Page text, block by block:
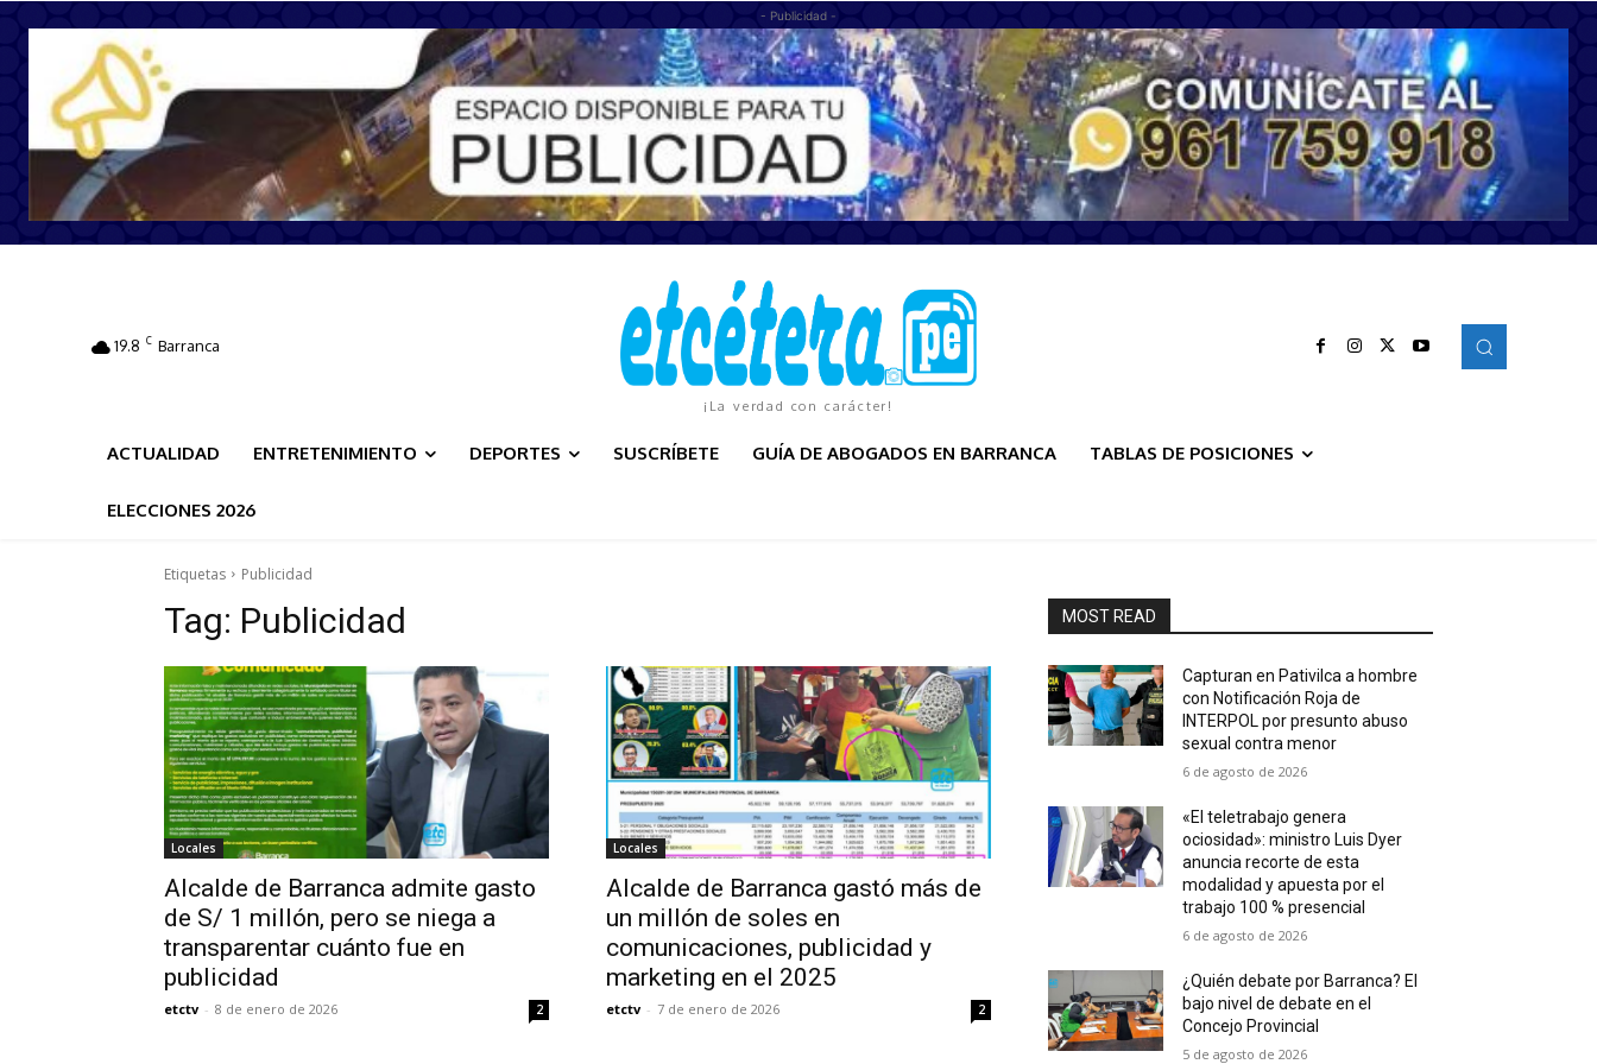
- Publicidad -
19.8 C Barranca
¡La verdad con carácter!
ACTUALIDAD ENTRETENIMIENTO DEPORTES SUSCRÍBETE GUÍA DE ABOGADOS EN BARRANCA TABLAS DE POSICIONES
ELECCIONES 2026
Etiquetas Publicidad
Tag: Publicidad
Locales
Alcalde de Barranca admite gasto
de S/ 1 millón, pero se niega a
transparentar cuánto fue en
publicidad
etctv - 8 de enero de 2026 2
Locales
Alcalde de Barranca gastó más de
un millón de soles en
comunicaciones, publicidad y
marketing en el 2025
etctv - 7 de enero de 2026 2
MOST READ
Capturan en Pativilca a hombre
con Notificación Roja de
INTERPOL por presunto abuso
sexual contra menor
6 de agosto de 2026
«El teletrabajo genera
ociosidad»: ministro Luis Dyer
anuncia recorte de esta
modalidad y apuesta por el
trabajo 100 % presencial
6 de agosto de 2026
¿Quién debate por Barranca? El
bajo nivel de debate en el
Concejo Provincial
5 de agosto de 2026